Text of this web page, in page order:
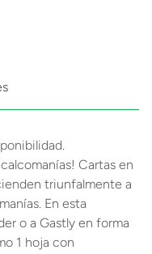
Cartas en
triunfalmente a
En esta
o a Gastly en forma
1 hoja con